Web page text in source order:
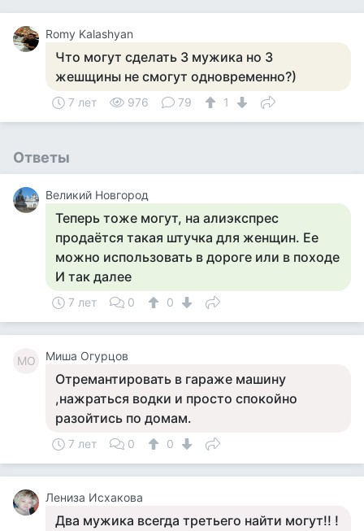
Romy Kalashyan
Что могут сделать 3 мужика но 3
жешщины не смогут одновременно?)
7 лет 976 79 1
Ответы
Великий Новгород
Теперь тоже могут, на алиэкспрес
продаётся такая штучка для женщин. Ее
можно использовать в дороге или в походе
И так далее
7 лет 0 0
МО Миша Огурцов
Отремантировать в гараже машину
,нажраться водки и просто спокойно
разойтись по домам.
7 лет 0 0
Лениза Исхакова
Два мужика всегда третьего найти могут!! !